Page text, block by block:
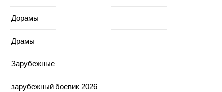
Дорамы
Драмы
Зарубежные
зарубежный боевик 2026